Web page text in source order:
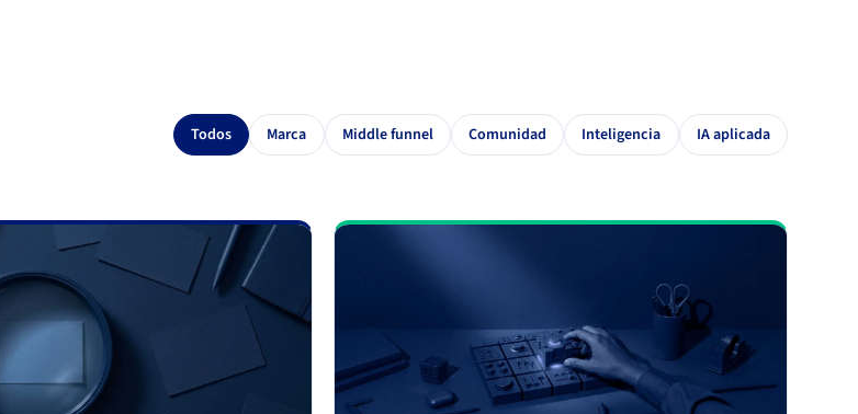
Todos Marca Middle funnel Comunidad Inteligencia IA aplicada